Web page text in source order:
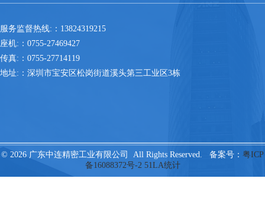
服务监督热线:：13824319215
座机:：0755-27469427
传真:：0755-27714119
地址:：深圳市宝安区松岗街道溪头第三工业区3栋
© 2026 广东中连精密工业有限公司 All Rights Reserved. 备案号： 粤ICP
备16088372号-2 51LA统计